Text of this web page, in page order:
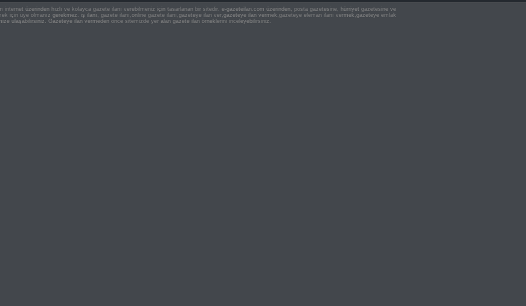
internet üzerinden hızlı ve kolayca gazete ilanı verebilmeniz için tasarlanan bir sitedir. e-gazeteilan.com üzerinden, posta gazetesine, hürriyet gazetesine ve
için üye olmanız gerekmez. iş ilanı, gazete ilanı,online gazete ilanı,gazeteye ilan ver,gazeteye ilan vermek,gazeteye eleman ilanı vermek,gazeteye emlak
ulaşabilirsiniz. Gazeteye ilan vermeden önce sitemizde yer alan gazete ilan örneklerini inceleyebilirsiniz.